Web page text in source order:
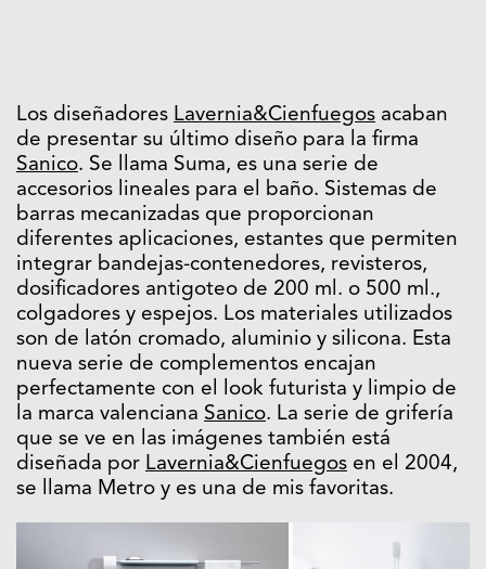
Los diseñadores Lavernia&Cienfuegos acaban
de presentar su último diseño para la firma
Sanico. Se llama Suma, es una serie de
accesorios lineales para el baño. Sistemas de
barras mecanizadas que proporcionan
diferentes aplicaciones, estantes que permiten
integrar bandejas-contenedores, revisteros,
dosificadores antigoteo de 200 ml. o 500 ml.,
colgadores y espejos. Los materiales utilizados
son de latón cromado, aluminio y silicona. Esta
nueva serie de complementos encajan
perfectamente con el look futurista y limpio de
la marca valenciana Sanico. La serie de grifería
que se ve en las imágenes también está
diseñada por Lavernia&Cienfuegos en el 2004,
se llama Metro y es una de mis favoritas.